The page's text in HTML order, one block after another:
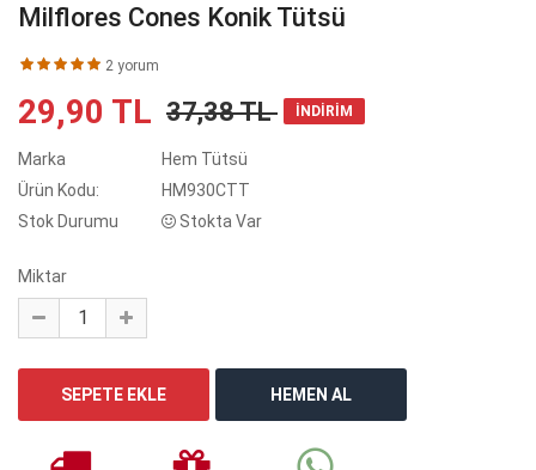
Milflores Cones Konik Tütsü
2 yorum
29,90 TL 37,38 TL İNDİRİM
Marka
Hem Tütsü
Ürün Kodu:
HM930CTT
Stok Durumu
Stokta Var
Miktar